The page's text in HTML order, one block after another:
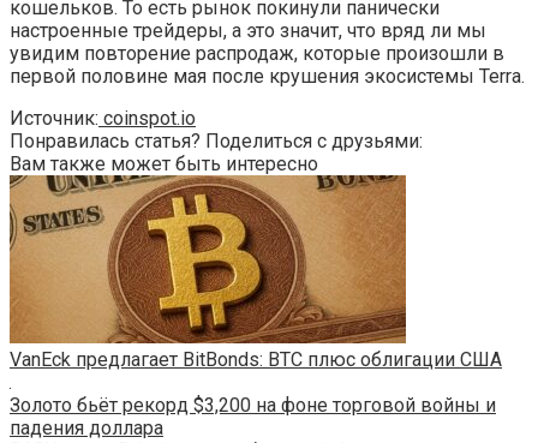
кошельков. То есть рынок покинули панически
настроенные трейдеры, а это значит, что вряд ли мы
увидим повторение распродаж, которые произошли в
первой половине мая после крушения экосистемы Terra.
Источник: coinspot.io
Понравилась статья? Поделиться с друзьями:
Вам также может быть интересно
VanEck предлагает BitBonds: BTC плюс облигации США
Золото бьёт рекорд $3,200 на фоне торговой войны и
падения доллара